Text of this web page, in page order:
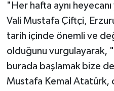
"Her hafta aynı
Vali Mustafa Çiftçi,
tarih içinde önemli ve
olduğunu vurgulayarak,
burada başlamak bize
Mustafa Kemal Atatürk,